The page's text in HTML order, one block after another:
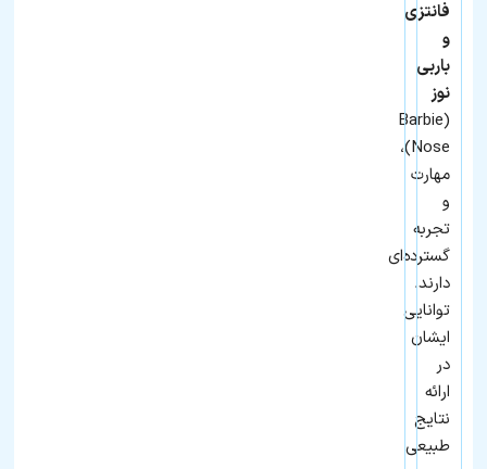
فانتزی
و
باربی
نوز
(Barbie
Nose)،
مهارت
و
تجربه
گسترده‌ای
دارند.
توانایی
ایشان
در
ارائه
نتایج
طبیعی